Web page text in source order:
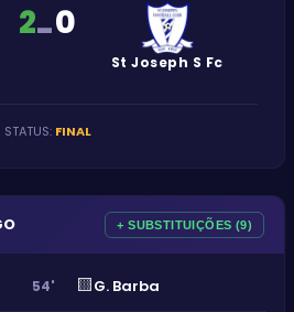
2-0
St Joseph S Fc
STATUS: FINAL
+ SUBSTITUIÇÕES (9)
54' 🟨G. Barba